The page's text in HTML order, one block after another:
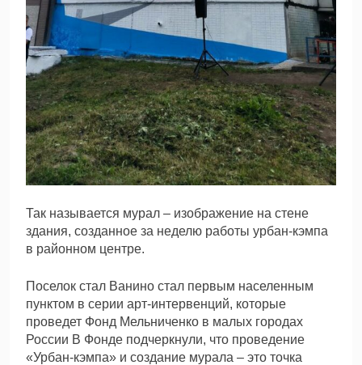
Так называется мурал – изображение на стене
здания, созданное за неделю работы урбан-кэмпа
в районном центре.
Поселок стал Ванино стал первым населенным
пунктом в серии арт-интервенций, которые
проведет Фонд Мельниченко в малых городах
России В Фонде подчеркнули, что проведение
«Урбан-кэмпа» и создание мурала – это точка